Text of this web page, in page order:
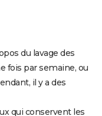
du lavage des
fois par semaine, ou
il y a des
qui conservent les